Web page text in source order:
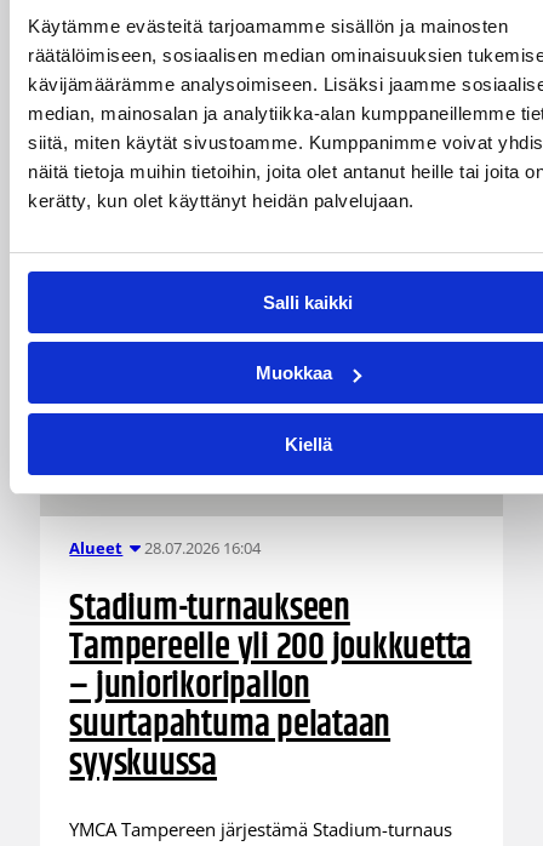
Käytämme evästeitä tarjoamamme sisällön ja mainosten
räätälöimiseen, sosiaalisen median ominaisuuksien
kävijämäärämme analysoimiseen. Lisäksi jaamme
median, mainosalan ja analytiikka-alan kumppaneillemme
siitä, miten käytät sivustoamme. Kumppanimme voivat
näitä tietoja muihin tietoihin, joita olet antanut heille tai joita
kerätty, kun olet käyttänyt heidän palvelujaan.
Salli kaikki
Muokkaa
Kiellä
Mikko Salminen BC Nokian
toiminnanjohtajaksi
BC Nokian toiminnanjohtajana toimii kauden
2026–2027 alusta Mikko Salminen.
Alueet 28.07.2026 16:04
Stadium-turnaukseen
Tampereelle yli 200 joukkuetta
– juniorikoripallon
suurtapahtuma pelataan
syyskuussa
YMCA Tampereen järjestämä Stadium-turnaus